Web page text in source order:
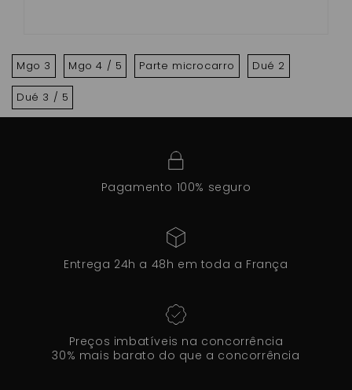
Mgo 3 Mgo 4 / 5 Parte microcarro Dué 2
Dué 3 / 5
Pagamento 100% seguro
Entrega 24h a 48h em toda a França
Preços imbatíveis na concorrência
30% mais barato do que a concorrência